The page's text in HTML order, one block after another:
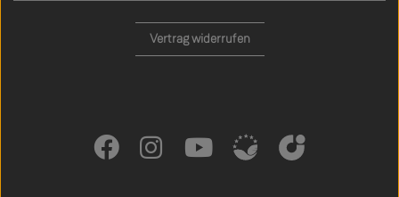
Vertrag widerrufen